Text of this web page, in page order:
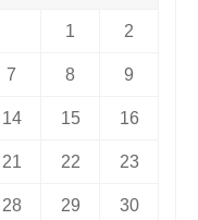
1 2
7 8 9
14 15 16
21 22 23
28 29 30